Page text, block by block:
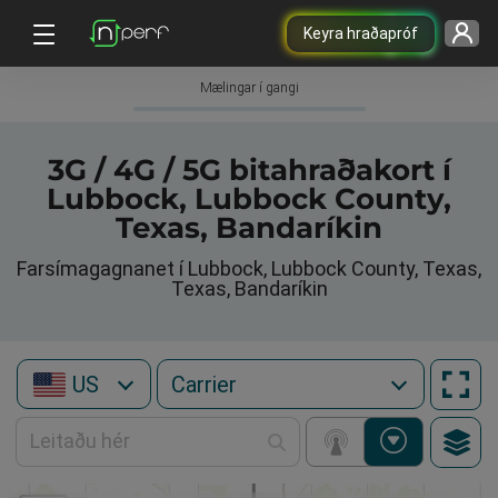
Keyra hraðapróf
Mælingar í gangi
3G / 4G / 5G bitahraðakort í
Lubbock, Lubbock County,
Texas, Bandaríkin
Farsímagagnanet í Lubbock, Lubbock County, Texas,
Texas, Bandaríkin
US